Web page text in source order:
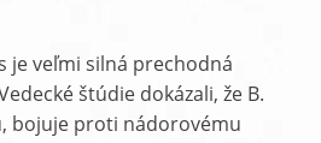
je veľmi silná prechodná
štúdie dokázali, že B.
bojuje proti nádorovému